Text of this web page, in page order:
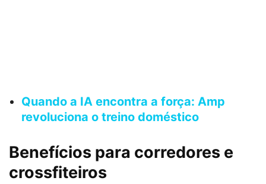
Quando a IA encontra a força: Amp
revoluciona o treino doméstico
Benefícios para corredores e
crossfiteiros